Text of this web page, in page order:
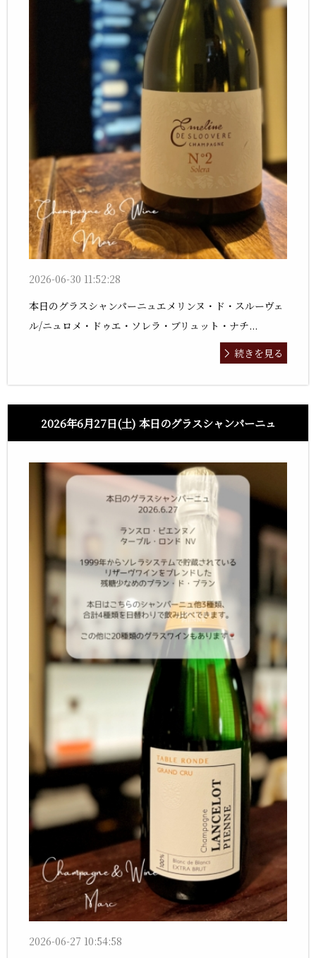
2026-06-30 11:52:28
本日のグラスシャンパーニュエメリンヌ・ド・スルーヴェ
ル/ニュロメ・ドゥエ・ソレラ・ブリュット・ナチ...
続きを見る
2026年6月27日(土) 本日のグラスシャンパーニュ
2026-06-27 10:54:58